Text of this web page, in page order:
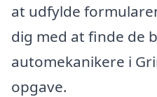
at udfylde
dig med at finde de
automekanikere i
opgave.